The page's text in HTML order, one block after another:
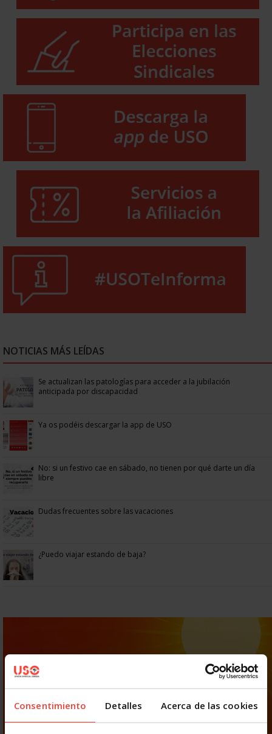
Consentimiento Detalles Acerca de las cookies
NOTICIAS MÁS LEÍDAS
Se actualizan las patologías para acceder a la jubilación
anticipada por discapacidad
Ya os podéis descargar la app de USO
No: si un festivo cae en sábado, no tienen por qué darte un día
libre
Dudas frecuentes sobre las vacaciones
¿Puedo viajar estando de baja?